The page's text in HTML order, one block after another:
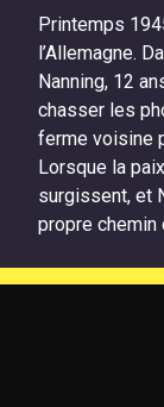
Printemps
l’Allemagne.
Nanning, 12
chasser les
ferme voisine
Lorsque la
surgissent, et
propre chemin